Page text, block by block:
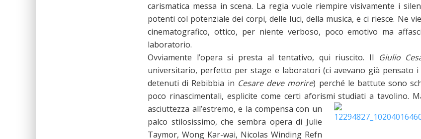
carismatica messa in scena. La regia vuole riempire visivamente i
potenti col potenziale dei corpi, delle luci, della musica, e ci riesce. Ne
cinematografico, ottico, per niente verboso, poco emotivo ma
laboratorio.
Ovviamente l’opera si presta al tentativo, qui riuscito. Il Giulio
universitario, perfetto per stage e laboratori (ci avevano già pensato i
detenuti di Rebibbia in Cesare deve morire) perché le battute sono
poco rinascimentali, esplicite come certi aforismi studiati a tavolino.
asciuttezza all’estremo, e la compensa con un
palco stilosissimo, che sembra opera di Julie
Taymor, Wong Kar-wai, Nicolas Winding Refn